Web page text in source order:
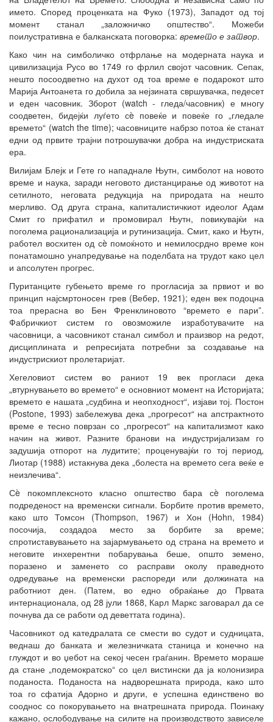
името. Според проценката на Фуко (1973), Западот од тој
момент станал „заложничко општество“. Можеби
поилустративна е балканската поговорка: времето е затвор.
Како чин на симболичко отфрлање на модерната наука и
цивилизација Русо во 1749 го фрлил својот часовник. Сепак,
нешто посоодветно на духот од тоа време е подарокот што
Марија Антоанета го добила за нејзината свршувачка, педесет
и еден часовник. Зборот (watch - гледа/часовник) е многу
соодветен, бидејќи луѓето сè повеќе и повеќе го „гледале
времето“ (watch the time); часовниците набрзо потоа ќе станат
едни од првите трајни потрошувачки добра на индустриската
ера.
Вилијам Блејк и Гете го нападнале Њутн, симболот на новото
време и наука, заради неговото дистанцирање од животот на
сетилното, неговата редукција на природата на нешто
мерливо. Од друга страна, капиталистичкиот идеолог Адам
Смит го прифатил и промовирал Њутн, повикувајќи на
поголема рационализација и рутинизација. Смит, како и Њутн,
работел восхитен од сè помоќното и немилосрдно време кон
понатамошно унапредување на поделбата на трудот како цел
и апсолутен прогрес.
Пуританците губењето време го прогласија за првиот и во
принцип најсмртоносен грев (Вебер, 1921); еден век подоцна
тоа прерасна во Бен Френклиновото “времето е пари”.
Фабричкиот систем го овозможиле изработувачите на
часовници, а часовникот станал симбол и праизвор на редот,
дисциплината и репресијата потребни за создавање на
индустрискиот пролетаријат.
Хегеловиот систем во раниот 19 век прогласи дека
„втурнувањето во времето“ е основниот момент на Историјата;
времето е нашата „судбина и неопходност“, изјави тој. Постон
(Postone, 1993) забележува дека „прогресот“ на апстрактното
време е тесно поврзан со „прогресот“ на капитализмот како
начин на живот. Разните бранови на индустријализам го
задушија отпорот на лудитите; проценувајќи го тој период,
Лиотар (1988) истакнува дека „болеста на времето сега веќе е
неизлечива“.
Сè покомплексното класно општество бара сè поголема
подреденост на временски сигнали. Борбите против времето,
како што Томсон (Thompson, 1967) и Хон (Hohn, 1984)
посочија, создадоа место за борбите за време;
спротиставувањето на зајармувањето од страна на времето и
неговите инхерентни побарувања беше, општо земено,
поразено и заменето со расправи околу праведното
одредување на временски распореди или должината на
работниот ден. (Патем, во едно обраќање до Првата
интернационала, од 28 јули 1868, Карл Маркс заговарал да се
почнува да се работи од деветтата година).
Часовникот од катедралата се смести во судот и судницата,
веднаш до банката и железничката станица и конечно на
глуждот и во џебот на секој чесен граѓанин. Времето мораше
да стане „подемократско“ со цел вистински да ја колонизира
поданоста. Поданоста на надворешната природа, како што
тоа го сфатија Адорно и други, е успешна единствено во
сооднос со покорувањето на внатрешната природа. Поинаку
кажано, ослободување на силите на производството зависеле